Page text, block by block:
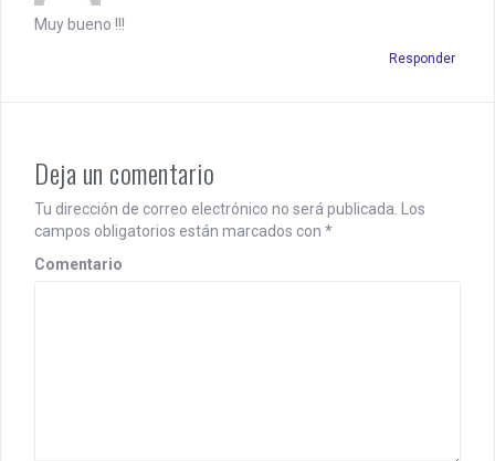
n
Muy bueno !!!
Responder
Deja un comentario
Tu dirección de correo electrónico no será publicada. Los
campos obligatorios están marcados con *
Comentario